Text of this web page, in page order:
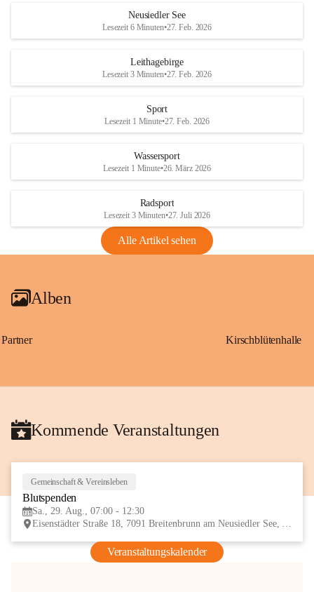
S
und den daraus folgenden wirtschaftlichen
Maßnahmen zur Bekämpfung
Rebe und der Amerikanischen
Anhang VBl. EU Nr. 18
1 Seite•1,4 MB
VBl. EU Nr. 18_2026
r
S
Neusiedler See
Lesezeit 6 Minuten•27. Feb. 2026
Leithagebirge
Lesezeit 3 Minuten•27. Feb. 2026
Sport
Lesezeit 1 Minute•27. Feb. 2026
Wassersport
Lesezeit 1 Minute•26. März 2026
Radsport
Lesezeit 3 Minuten•27. Juli 2026
Alle Artikel sehen
Alben
Partner Kirschblütenhalle
Kommende Veranstaltungen
Gemeinschaft & Vereinsleben
Blutspenden
Sa., 29. Aug., 07:00 - 12:30
Eisenstädter Straße 18, 7091 Breitenbrunn am Neusiedler See, AUT
Veranstaltungskalender